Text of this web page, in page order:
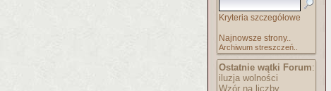
Kryteria szczegółowe
Najnowsze strony..
Archiwum streszczeń..
Ostatnie wątki Forum:
iluzja wolności
Wzór na liczby